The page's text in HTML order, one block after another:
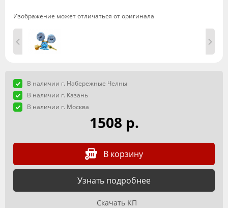
Изображение может отличаться от оригинала
В наличии г. Набережные Челны
В наличии г. Казань
В наличии г. Москва
1508 р.
В корзину
Узнать подробнее
Скачать КП